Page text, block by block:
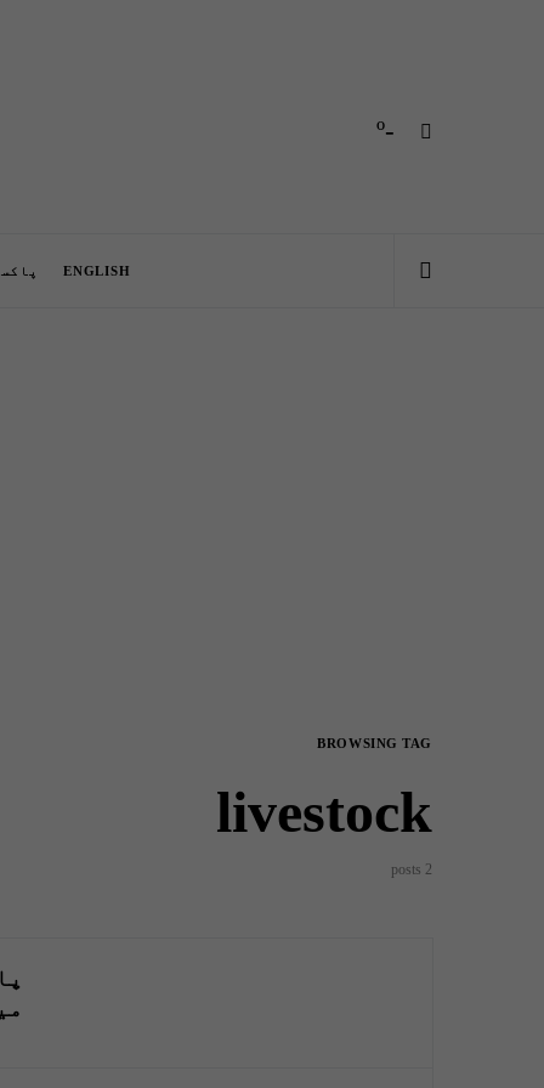
-º
ENGLISH
BROWSING TAG
livestock
2 posts
میں